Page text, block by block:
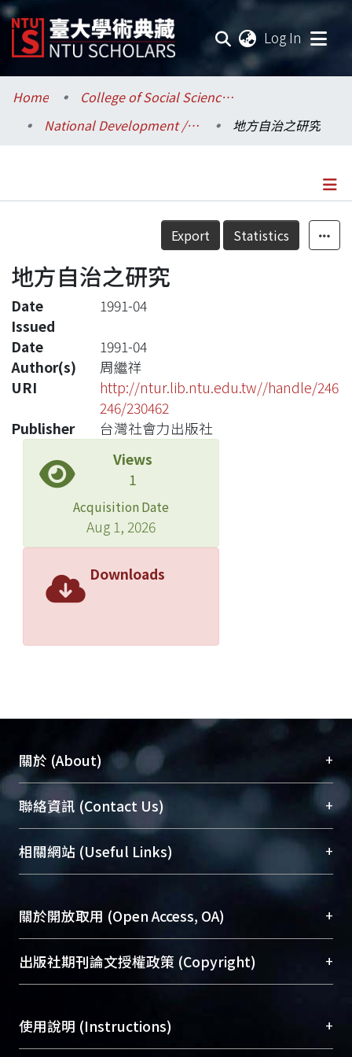
Log In
Communities & Collections
Research Outputs
Statistics
Home
College of Social Sciences / 社會科學院
National Development / 國家發展研究所
地方自治之研究
Details
Export Statistics
地方自治之研究
Date
Issued
1991-04
Date
1991-04
Author(s)
周繼祥
URI
http://ntur.lib.ntu.edu.tw//handle/246
246/230462
Publisher
台灣社會力出版社
Views
1
Acquisition Date
Aug 1, 2026
Downloads
關於 (About) +
臺大位居世界頂尖大學之列，為永久珍藏及向國際
展現本校豐碩的研究成果及學術能量，圖書館整合
機構典藏（NTUR）與學術庫（AH）不同功能平
台，成為臺大學術典藏NTU scholars。期能整合研
究能量、促進交流合作、保存學術產出、推廣研究
成果。
To permanently archive and promote researcher
profiles and scholarly works, Library integrates the
services of “NTU Repository” with “Academic
聯絡資訊 (Contact Us) +
總館學科館員(Main Library)
醫學圖書館學科館員(Medical Library)
(Social
Sciences Library)
相關網站 (Useful Links) +
關於開放取用 (Open Access, OA) +
開放取用是從使用者角度提升資訊取用性的社會運
動，應用在學術研究上是透過將研究著作公開供使
用逐年攀升。同時可加速研究發展、提升研究影響
出版社期刊論文授權政策 (Copyright) +
含部分內容的版權非匯入者所有，或由第三方贊
助與合作完成，請確認該版權所有者及第三方同
使用說明 (Instructions) +